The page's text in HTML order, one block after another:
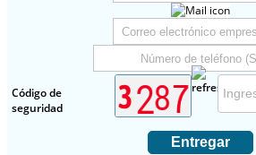
Código de
seguridad
Entregar